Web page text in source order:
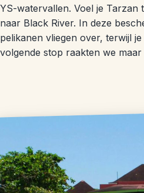
YS-watervallen. Voel je Tarzan
naar Black River. In deze
pelikanen vliegen over, terwijl
volgende stop raakten we